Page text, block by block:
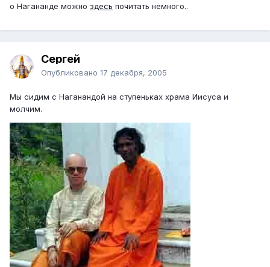
о Нагананде можно здесь почитать немного..
Сергей
Опубликовано 17 декабря, 2005
Мы сидим с Наганандой на ступеньках храма Иисуса и
молчим.